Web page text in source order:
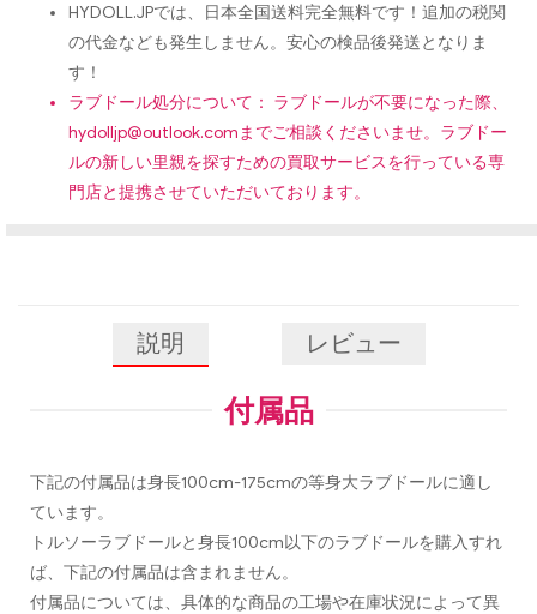
HYDOLL.JPでは、日本全国送料完全無料です！追加の税関
の代金なども発生しません。安心の検品後発送となりま
す！
ラブドール処分について： ラブドールが不要になった際、
hydolljp@outlook.comまでご相談くださいませ。ラブドー
ルの新しい里親を探すための買取サービスを行っている専
門店と提携させていただいております。
説明 レビュー
付属品
下記の付属品は身長100cm-175cmの等身大ラブドールに適し
ています。
トルソーラブドールと身長100cm以下のラブドールを購入すれ
ば、下記の付属品は含まれません。
付属品については、具体的な商品の工場や在庫状況によって異